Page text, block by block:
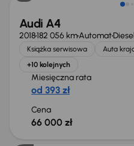
Audi A4
2018182 056 kmAutomatDiesel
Książka serwisowa Auta
+10 kolejnych
Miesięczna rata
od 393 zł
Cena
66 000 zł